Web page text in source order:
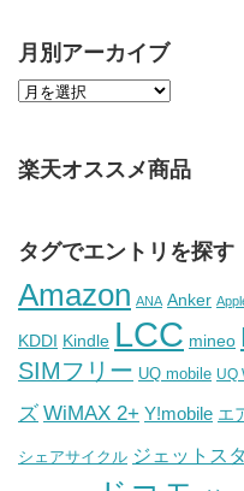
月別アーカイブ
楽天オススメ商品
タグでエントリを探す
Amazon ANA Anker
KDDI Kindle LCC mineo
SIMフリー UQ mobile UQ
ズ WiMAX 2+ Y!mobile エ
シェアサイクル ジェットス